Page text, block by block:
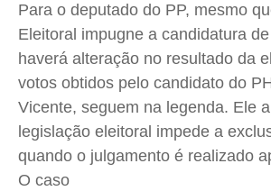
Para o deputado do PP, mesmo
Eleitoral impugne a candidatura de
haverá alteração no resultado da
votos obtidos pelo candidato do
Vicente, seguem na legenda. Ele
legislação eleitoral impede a
quando o julgamento é realizado
O caso